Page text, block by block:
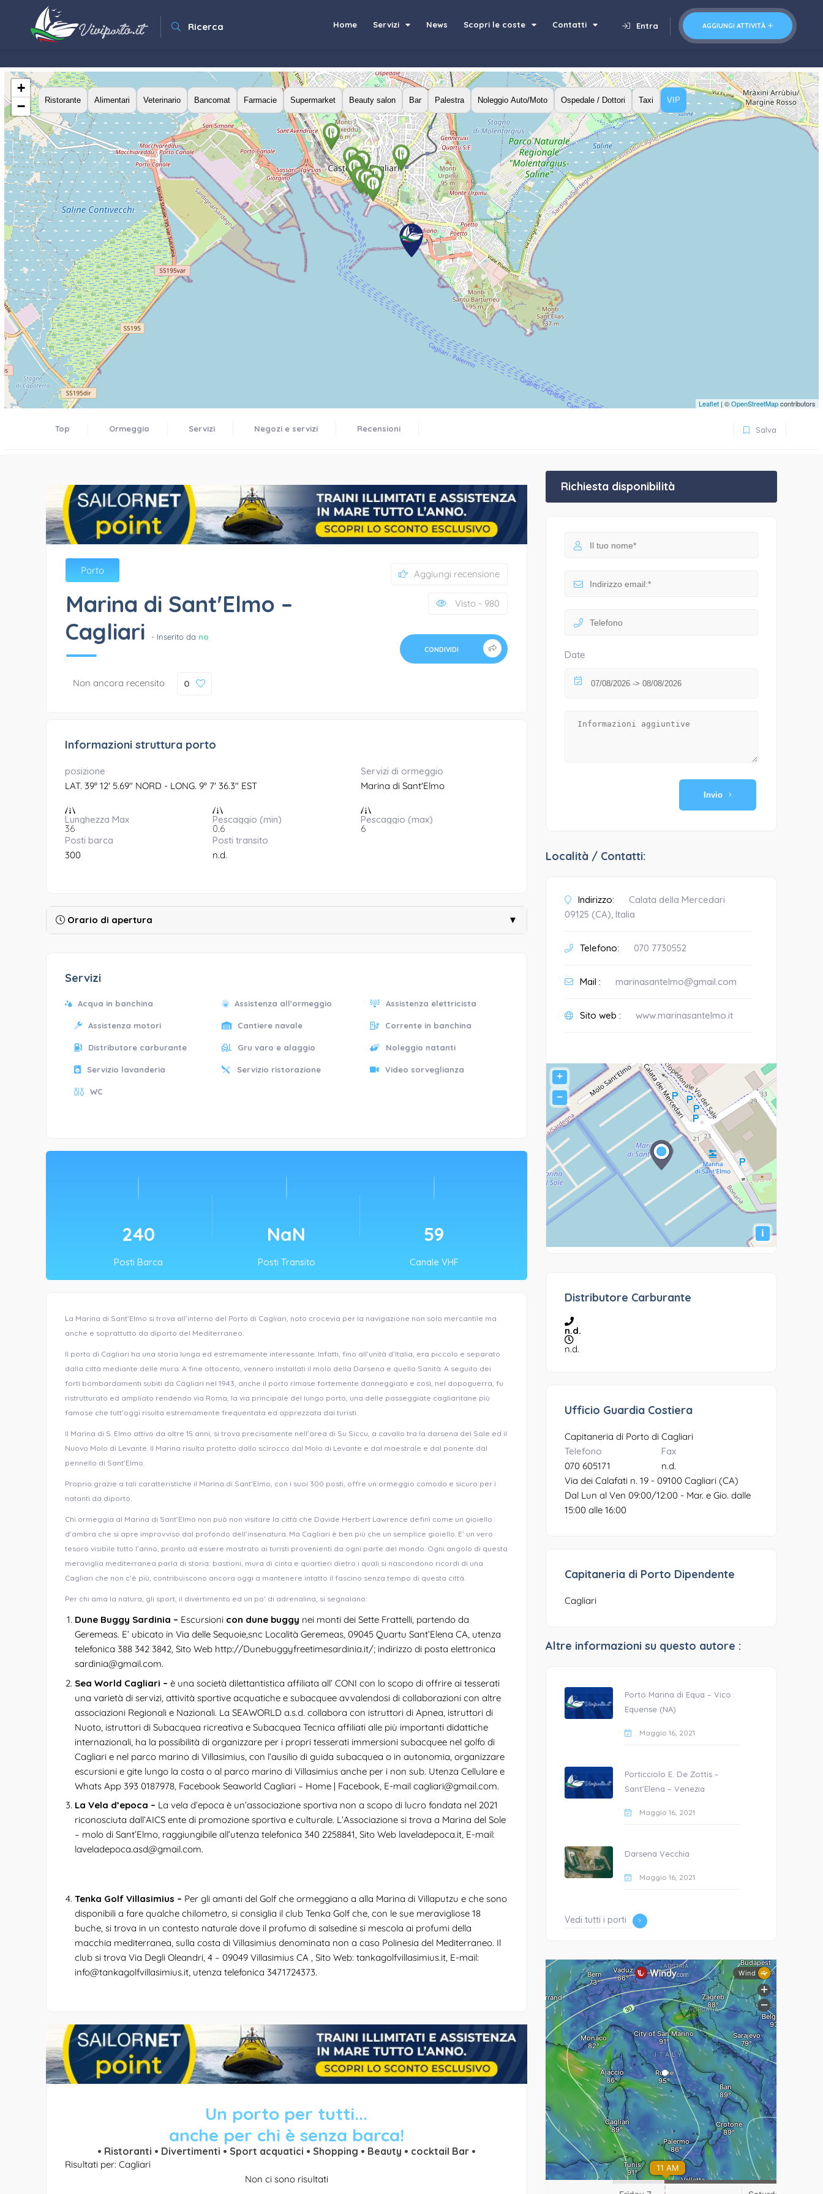
Ricerca AGGIUNGI ATTIVITÀ
Entra
Home Servizi News Scopri le coste Contatti
Ristorante Alimentari Veterinario Bancomat Farmacie Supermarket Beauty salon Bar Palestra Noleggio Auto/Moto Ospedale / Dottori Taxi VIP
+
−
Leaflet | ©OpenStreetMapcontributors
Top Ormeggio Servizi Negozi e servizi Recensioni Salva
Porto
Marina di Sant'Elmo –
Cagliari
- Inserito da no
Non ancora recensito 0
Aggiungi recensione
Visto - 980
CONDIVIDI
Informazioni struttura porto
posizione
LAT. 39° 12' 5.69" NORD - LONG. 9° 7' 36.3" EST
Servizi di ormeggio
Marina di Sant'Elmo
Lunghezza Max
36
Pescaggio (min)
0.6
Pescaggio (max)
6
Posti barca
300
Posti transito
n.d.
Orario di apertura ▼
Servizi
Acqua in banchina Assistenza all'ormeggio Assistenza elettricista
Assistenza motori Cantiere navale Corrente in banchina
Distributore carburante Gru varo e alaggio Noleggio natanti
Servizio lavanderia Servizio ristorazione Video sorveglianza
WC
300
Posti Barca
NaN
Posti Transito
74
Canale VHF
La Marina di Sant’Elmo si trova all’interno del Porto di Cagliari, noto crocevia per la navigazione non solo mercantile ma
anche e soprattutto da diporto del Mediterraneo.
Il porto di Cagliari ha una storia lunga ed estremamente interessante. Infatti, fino all’unità d’Italia, era piccolo e separato
dalla città mediante delle mura. A fine ottocento, vennero installati il molo della Darsena e quello Sanità. A seguito dei
forti bombardamenti subiti da Cagliari nel 1943, anche il porto rimase fortemente danneggiato e così, nel dopoguerra, fu
ristrutturato ed ampliato rendendo via Roma, la via principale del lungo porto, una delle passeggiate cagliaritane più
famose che tutt’oggi risulta estremamente frequentata ed apprezzata dai turisti.
Il Marina di S. Elmo attivo da oltre 15 anni, si trova precisamente nell’area di Su Siccu, a cavallo tra la darsena del Sale ed il
Nuovo Molo di Levante. Il Marina risulta protetto dallo scirocco dal Molo di Levante e dal maestrale e dal ponente dal
pennello di Sant’Elmo.
Proprio grazie a tali caratteristiche il Marina di Sant’Elmo, con i suoi 300 posti, offre un ormeggio comodo e sicuro per i
natanti da diporto.
Chi ormeggia al Marina di Sant’Elmo non può non visitare la città che Davide Herbert Lawrence definì come un gioiello
d’ambra che si apre improvviso dal profondo dell’insenatura. Ma Cagliari è ben più che un semplice gioiello. E’ un vero
tesoro visibile tutto l’anno, pronto ad essere mostrato ai turisti provenienti da ogni parte del mondo. Ogni angolo di questa
meraviglia mediterranea parla di storia: bastioni, mura di cinta e quartieri dietro i quali si nascondono ricordi di una
Cagliari che non c’è più, contribuiscono ancora oggi a mantenere intatto il fascino senza tempo di questa città.
Per chi ama la natura, gli sport, il divertimento ed un po’ di adrenalina, si segnalano:
Dune Buggy Sardinia – Escursioni con dune buggy nei monti dei Sette Frattelli, partendo da
Geremeas. E’ ubicato in Via delle Sequoie,snc Località Geremeas, 09045 Quartu Sant’Elena CA, utenza
telefonica 388 342 3842, Sito Web http://Dunebuggyfreetimesardinia.it/; indirizzo di posta elettronica
sardinia@gmail.com.
Sea World Cagliari – è una società dilettantistica affiliata all’ CONI con lo scopo di offrire ai tesserati
una varietà di servizi, attività sportive acquatiche e subacquee avvalendosi di collaborazioni con altre
associazioni Regionali e Nazionali. La SEAWORLD a.s.d. collabora con istruttori di Apnea, istruttori di
Nuoto, istruttori di Subacquea ricreativa e Subacquea Tecnica affiliati alle più importanti didattiche
internazionali, ha la possibilità di organizzare per i propri tesserati immersioni subacquee nel golfo di
Cagliari e nel parco marino di Villasimius, con l’ausilio di guida subacquea o in autonomia, organizzare
escursioni e gite lungo la costa o al parco marino di Villasimius anche per i non sub. Utenza Cellulare e
Whats App 393 0187978, Facebook Seaworld Cagliari – Home | Facebook , E-mail cagliari@gmail.com.
La Vela d’epoca – La vela d’epoca è un’associazione sportiva non a scopo di lucro fondata nel 2021
riconosciuta dall’AICS ente di promozione sportiva e culturale. L’Associazione si trova a Marina del Sole
– molo di Sant’Elmo, raggiungibile all’utenza telefonica 340 2258841, Sito Web laveladepoca.it, E-mail:
laveladepoca.asd@gmail.com.
Tenka Golf Villasimius – Per gli amanti del Golf che ormeggiano a alla Marina di Villaputzu e che sono
disponibili a fare qualche chilometro, si consiglia il club Tenka Golf che, con le sue meravigliose 18
buche, si trova in un contesto naturale dove il profumo di salsedine si mescola ai profumi della
macchia mediterranea, sulla costa di Villasimius denominata non a caso Polinesia del Mediterraneo. Il
club si trova Via Degli Oleandri, 4 – 09049 Villasimius CA , Sito Web: tankagolfvillasimius.it, E-mail:
info@tankagolfvillasimius.it , utenza telefonica 3471724373.
Un porto per tutti...
anche per chi è senza barca!
• Ristoranti • Divertimenti • Sport acquatici • Shopping • Beauty • cocktail Bar •
Risultati per: Cagliari
Non ci sono risultati
Richiesta disponibilità
Date
Invio
Località / Contatti:
Indirizzo:
Calata della Mercedari
09125 (CA), Italia
Telefono: 070 7730552
Mail : marinasantelmo@gmail.com
Sito web : www.marinasantelmo.it
+
−
i
Distributore Carburante
n.d.
n.d.
Ufficio Guardia Costiera
Capitaneria di Porto di Cagliari
Telefono
070 605171
Fax
n.d.
Via dei Calafati n. 19 - 09100 Cagliari (CA)
Dal Lun al Ven 09:00/12:00 - Mar. e Gio. dalle
15:00 alle 16:00
Capitaneria di Porto Dipendente
Cagliari
Altre informazioni su questo autore :
Porto Marina di Equa – Vico
Equense (NA)
Maggio 16, 2021
Porticciolo E. De Zottis –
Sant’Elena – Venezia
Maggio 16, 2021
Darsena Vecchia
Maggio 16, 2021
Vedi tutti i porti